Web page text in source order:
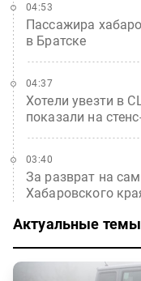
Пассажира
в Братске
04:53
Хотели увезти в
показали на
04:37
За разврат на
Хабаровского
03:40
Актуальные темы